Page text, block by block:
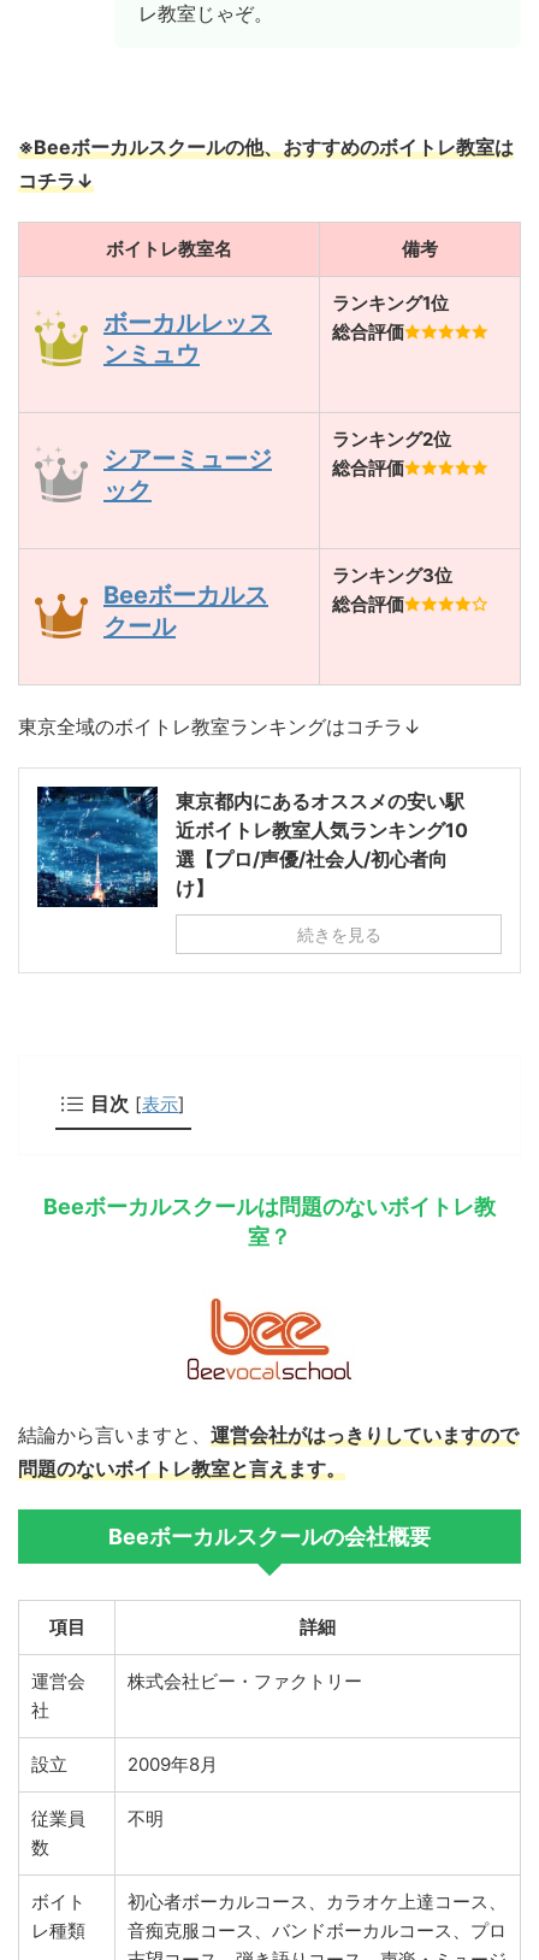
レ教室じゃぞ。
※Beeボーカルスクールの他、おすすめのボイトレ教室は
コチラ↓
ボイトレ教室名 備考
ボーカルレッス
ンミュウ
ランキング1位
総合評価
シアーミュージ
ック
ランキング2位
総合評価
Beeボーカルス
クール
ランキング3位
総合評価
東京全域のボイトレ教室ランキングはコチラ↓
東京都内にあるオススメの安い駅
近ボイトレ教室人気ランキング10
選【プロ/声優/社会人/初心者向
け】
続きを見る
目次 [表示]
Beeボーカルスクールは問題のないボイトレ教
室？
結論から言いますと、 運営会社がはっきりしていますので
問題のないボイトレ教室と言えます。
Beeボーカルスクールの会社概要
項目 詳細
運営会
社
株式会社ビー・ファクトリー
設立 2009年8月
従業員
数
不明
ボイト
レ種類
初心者ボーカルコース、カラオケ上達コース、
音痴克服コース、バンドボーカルコース、プロ